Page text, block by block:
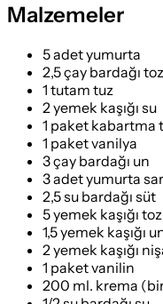
Malzemeler
5 adet yumurta
2,5 çay bardağı
1 tutam tuz
2 yemek kaşığı su
1 paket kabartma
1 paket vanilya
3 çay bardağı un
3 adet yumurta
2,5 su bardağı süt
5 yemek kaşığı
1,5 yemek kaşığı
2 yemek kaşığı
1 paket vanilin
200 ml. krema